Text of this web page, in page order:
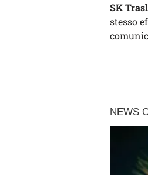
SK
stesso